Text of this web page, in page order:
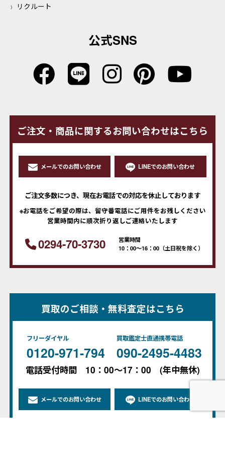
リクルート
公式SNS
ご注文・商品に関するお問い合わせはこちら
メールでのお問い合わせ LINEでのお問い合わせ
ご注文多数につき、現在お電話での対応を休止しております
※お電話をご希望の際は、留守番電話にご用件をお残しください
営業時間内に順次折り返しご連絡いたします
0294-70-3730
営業時間
10：00～16：00（土日祝を除く）
買取のご相談・無料査定はこちら
フリーダイヤル
0120-971-794
買取鑑定士直通携帯電話
090-2495-4483
電話受付時間 10：00～17：00 (年中無休)
メールでのお問い合わせ LINEでのお問い合わせ